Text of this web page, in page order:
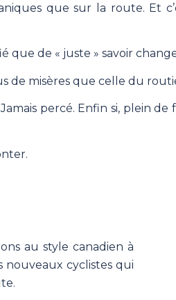
que sur la route. Et
de « juste » savoir
misères que celle du
percé. Enfin si, plein de
au style canadien à
nouveaux cyclistes qui